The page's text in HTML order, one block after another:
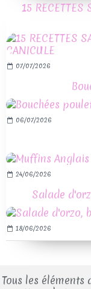
15
07/07/2026
06/07/2026
24/06/2026
Salade
18/06/2026
Tous les